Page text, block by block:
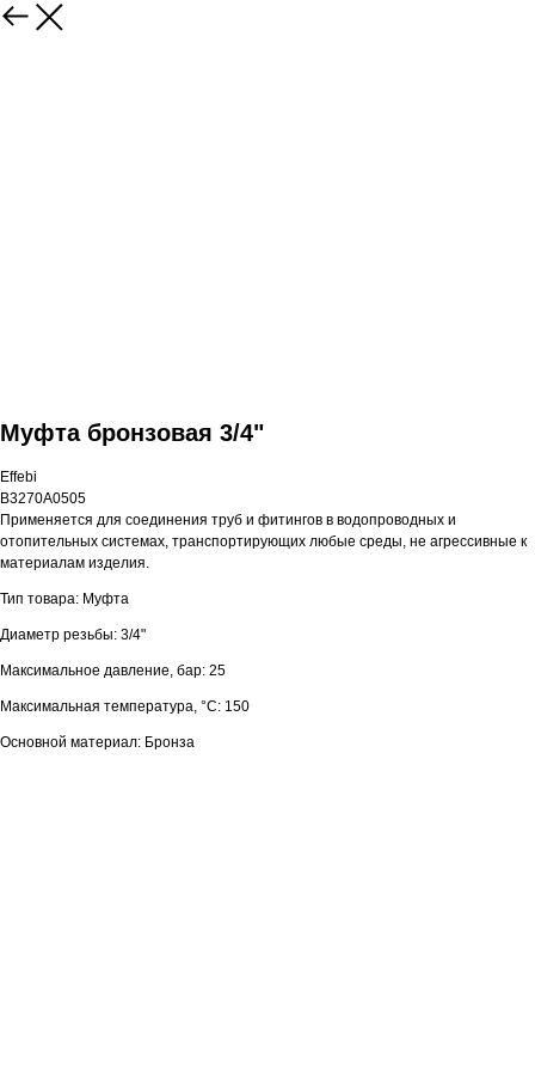
Муфта бронзовая 3/4"
Effebi
B3270A0505
Применяется для соединения труб и фитингов в водопроводных и
отопительных системах, транспортирующих любые среды, не агрессивные к
материалам изделия.
Тип товара: Муфта
Диаметр резьбы: 3/4"
Максимальное давление, бар: 25
Максимальная температура, °С: 150
Основной материал: Бронза